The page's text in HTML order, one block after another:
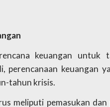
keuangan untuk
perencanaan keuangan
tahun krisis.
meliputi pemasukan